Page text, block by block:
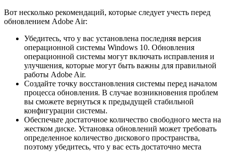
Вот несколько рекомендаций, которые следует учесть перед
обновлением Adobe Air:
Убедитесь, что у вас установлена последняя версия
операционной системы Windows 10. Обновления
операционной системы могут включать исправления и
улучшения, которые могут быть важны для правильной
работы Adobe Air.
Создайте точку восстановления системы перед началом
процесса обновления. В случае возникновения проблем
вы сможете вернуться к предыдущей стабильной
конфигурации системы.
Обеспечьте достаточное количество свободного места на
жестком диске. Установка обновлений может требовать
определенное количество дискового пространства,
поэтому убедитесь, что у вас есть достаточно места